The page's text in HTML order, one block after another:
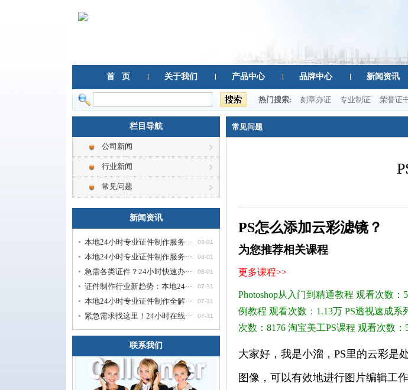
首 页 关于我们 产品中心 品牌中心 新闻资讯
热门搜索: 刻章办证 专业制证 荣誉证
栏目导航
公司新闻
行业新闻
常见问题
新闻资讯
08-01
本地24小时专业证件制作服务···
08-01
本地24小时专业证件制作服务···
08-01
急需各类证件？24小时快速办···
07-31
证件制作行业新趋势：本地24···
07-31
本地24小时专业证件制作全解···
07-31
紧急需求找这里！24小时在线···
联系我们
常见问题
PS怎么添加云彩滤镜？
为您推荐相关课程
更多课程>>
Photoshop从入门到精通教程 观看次数：
例教程 观看次数：1.13万 PS透视速成系
次数：8176 淘宝美工PS课程 观看次数：
大家好，我是小溜，PS里的云彩是
图像，可以有效地进行图片编辑工